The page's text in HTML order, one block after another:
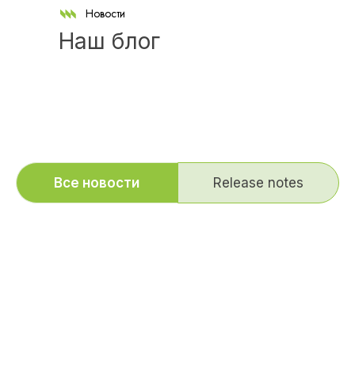
Новости
Наш блог
Все новости Release notes